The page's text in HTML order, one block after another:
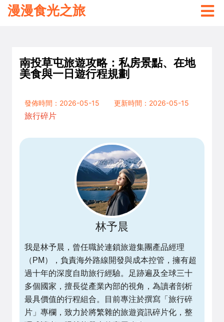
漫漫食光之旅
南投草屯旅遊攻略：私房景點、在地
美食與一日遊行程規劃
發佈時間：2026-05-15
更新時間：2026-05-15
旅行碎片
林予晨
我是林予晨，曾任職於連鎖旅遊集團產品經理
（PM），負責海外路線開發與成本控管，擁有超
過十年的深度自助旅行經驗。足跡遍及全球三十
多個國家，擅長從產業內部的視角，為讀者剖析
最具價值的行程組合。目前專注於撰寫「旅行碎
片」專欄，致力於將繁雜的旅遊資訊碎片化，整